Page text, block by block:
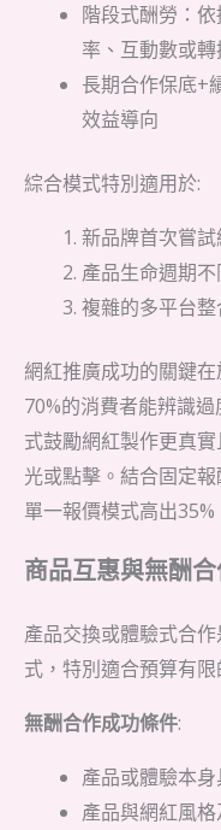
階段式酬勞：
率、互動數或
長期合作保底+
效益導向
綜合模式特別適用於:
新品牌首次嘗
產品生命週期
複雜的多平台
網紅推廣成功的關鍵
70%的消費者能辨識
式鼓勵網紅製作更真
光或點擊。結合固定
單一報價模式高出35%
商品互惠與無酬
產品交換或體驗式合
式，特別適合預算有
無酬合作成功條件:
產品或體驗本
產品與網紅風